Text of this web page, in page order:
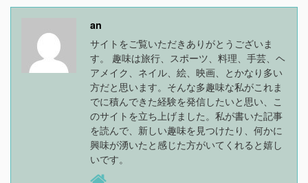
an
サイトをご覧いただきありがとうございま
す。 趣味は旅行、スポーツ、料理、手芸、ヘ
アメイク、ネイル、絵、映画、とかなり多い
方だと思います。そんな多趣味な私がこれま
でに積んできた経験を発信したいと思い、こ
のサイトを立ち上げました。私が書いた記事
を読んで、新しい趣味を見つけたり、何かに
興味が湧いたと感じた方がいてくれると嬉し
いです。